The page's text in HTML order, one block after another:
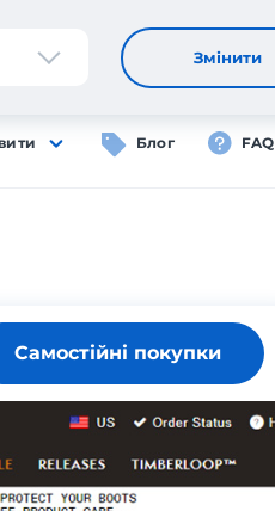
Реєстрація Вхід
Блог FAQ
Змінити
Самостійні покупки